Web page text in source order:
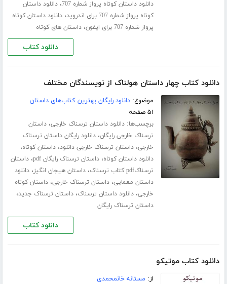
دانلود داستان کوتاه پرواز شماره 707 ،دانلود داستان
کوتاه پرواز شماره 707 برای اندروید
،دانلود داستان کوتاه
پرواز شماره 707 برای ایفون
،داستان های کوتاه
دانلود کتاب
دانلود کتاب چهار داستان هولناک از نویسندگان مختلف
موضوع:دانلود رایگان بهترین کتاب‌های داستان
۵۱ صفحه
برچسب‌ها:دانلود داستان ترسناک خارجی،داستان
ترسناک خارجی رایگان،دانلود رایگان داستان ترسناک
خارجی،داستان ترسناک خارجی دانلود،داستان کوتاه،
دانلود داستان کوتاه،داستان ترسناک رایگان pdf ،داستان
ترسناکpdf کتاب ترسناک
،داستان هیجان انگیز،دانلود
داستان معمایی،داستان ترسناک خارجی،داستان کوتاه
خارجی،دانلود داستان ترسناک،داستان ترسناک جدید،
داستان ترسناک رایگان
دانلود کتاب
دانلود کتاب موتیکو
از: مستانه خانمحمدی